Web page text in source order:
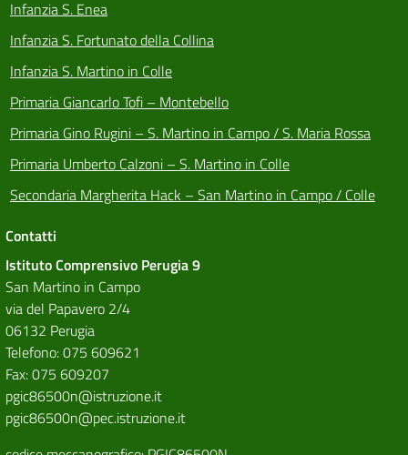
Infanzia S. Enea
Infanzia S. Fortunato della Collina
Infanzia S. Martino in Colle
Primaria Giancarlo Tofi – Montebello
Primaria Gino Rugini – S. Martino in Campo / S. Maria Rossa
Primaria Umberto Calzoni – S. Martino in Colle
Secondaria Margherita Hack – San Martino in Campo / Colle
Contatti
Istituto Comprensivo Perugia 9
San Martino in Campo
via del Papavero 2/4
06132 Perugia
Telefono: 075 609621
Fax: 075 609207
pgic86500n@istruzione.it
pgic86500n@pec.istruzione.it